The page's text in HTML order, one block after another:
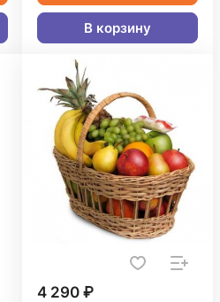
В корзину
4 290 ₽